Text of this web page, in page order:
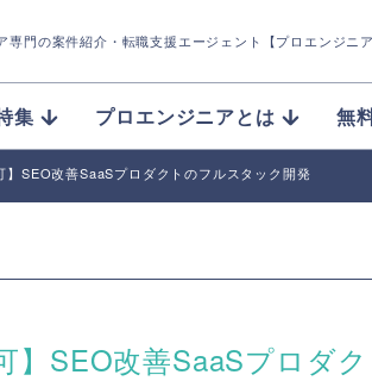
専門の案件紹介 ・転職支援エージェント【プロエンジニア
集 プロエンジニアとは 無
】SEO改善SaaSプロダクトのフルスタック開発
】SEO改善SaaSプロダ